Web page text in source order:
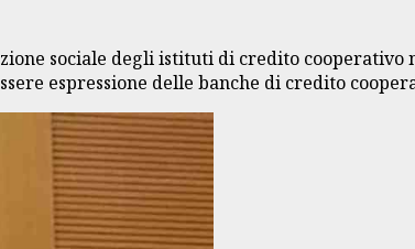
sociale degli istituti di credito cooperativo
espressione delle banche di credito